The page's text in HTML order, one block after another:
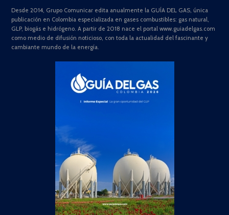
Desde 2014, Grupo Comunicar edita anualmente la GUÍA DEL GAS, única
publicación en Colombia especializada en gases combustibles: gas natural,
GLP, biogás e hidrógeno. A partir de 2018 nace el portal www.guiadelgas.com
como medio de difusión noticioso, con toda la actualidad del fascinante y
cambiante mundo de la energía.